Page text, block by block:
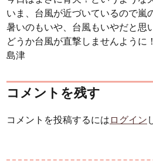
いま、台風が近づいているので嵐
暑いのもいや、台風もいやだと思
どうか台風が直撃しませんように！
島津
コメントを残す
コメントを投稿するには ログイン